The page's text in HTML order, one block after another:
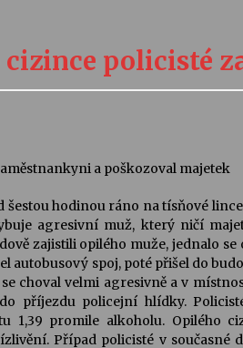
Stávám
30. 7.
8.
Rufus
17. 7.
V
Klášteře
3. 7.
policisté
a poškozoval majetek
hodinou ráno na tísňové
agresivní muž, který ničí
zajistili opilého muže, jednalo
autobusový spoj, poté přišel do
choval velmi agresivně a v
příjezdu policejní hlídky.
1,39 promile alkoholu. Opilého
Případ policisté v současné